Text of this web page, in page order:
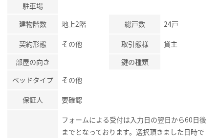
駐車場
建物階数
地上2階 総戸数 24戸
契約形態 その他 取引態様
貸主
部屋の向き
鍵の種類
ベッドタイプ
その他
保証人 要確認
フォームによる受付は入力日の翌日から60日後
までとなっております。選択頂きました日時で